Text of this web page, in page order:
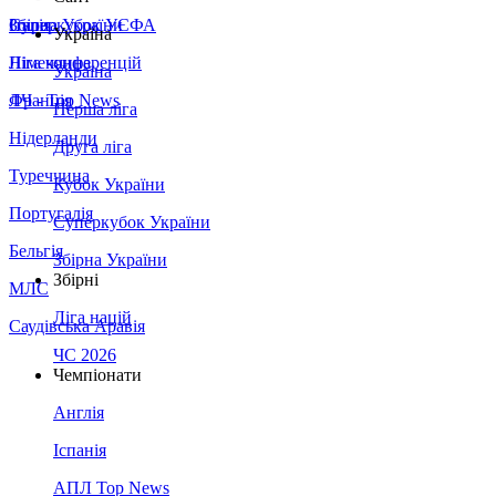
Збірна України
Італія
Німеччина
Франція
Нідерланди
Туреччина
Португалія
Бельгія
МЛС
Саудівська Аравія
Суперкубок УЄФА
Ліга конференцій
ЛЧ - Top News
Україна
Україна
Перша ліга
Друга ліга
Кубок України
Суперкубок України
Збірна України
Збірні
Ліга націй
ЧС 2026
Чемпіонати
Англія
Іспанія
АПЛ Top News